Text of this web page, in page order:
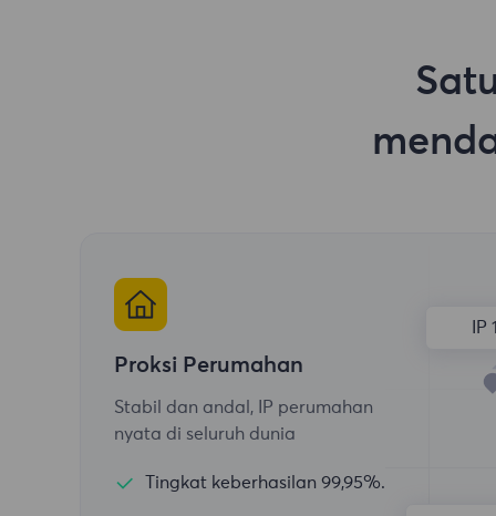
Proksi Perumahan
Stabil dan andal, IP perumahan
nyata di seluruh dunia
Tingkat keberhasilan 99,95%.
IP